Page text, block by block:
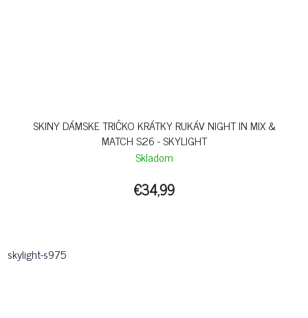
SKINY DÁMSKE TRIČKO KRÁTKY RUKÁV NIGHT IN MIX &
MATCH S26 - SKYLIGHT
Skladom
€34,99
skylight-s975